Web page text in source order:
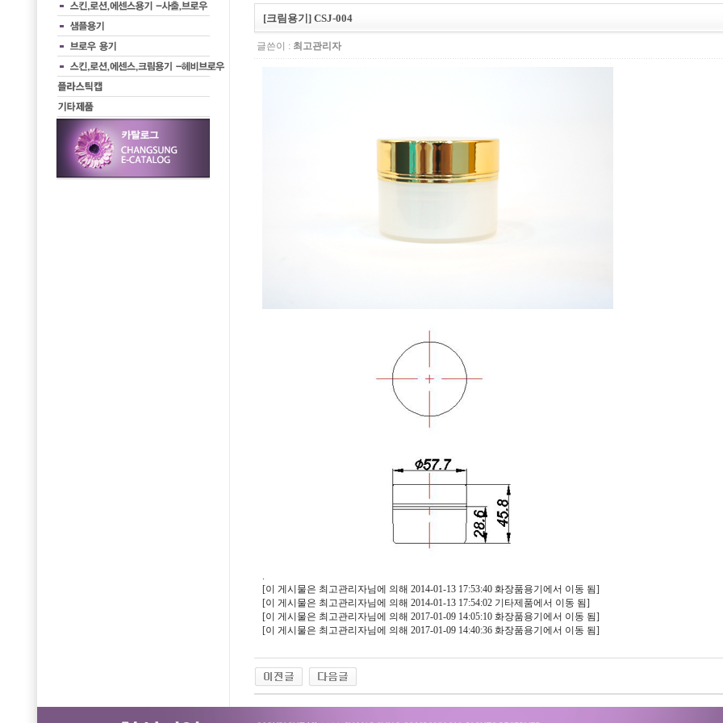
[크림용기] CSJ-004
글쓴이 : 최고관리자
.
[이 게시물은 최고관리자님에 의해 2014-01-13 17:53:40 화장품용기에서 이동 됨]
[이 게시물은 최고관리자님에 의해 2014-01-13 17:54:02 기타제품에서 이동 됨]
[이 게시물은 최고관리자님에 의해 2017-01-09 14:05:10 화장품용기에서 이동 됨]
[이 게시물은 최고관리자님에 의해 2017-01-09 14:40:36 화장품용기에서 이동 됨]